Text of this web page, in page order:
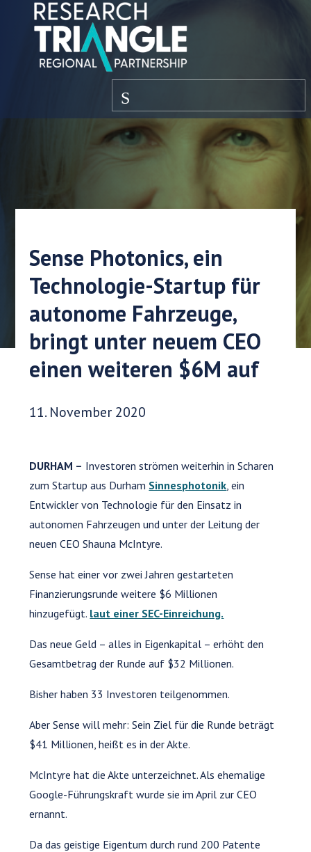
Zum Inhalt springen
Speisekarte
Sense Photonics, ein
Technologie-Startup für
autonome Fahrzeuge,
bringt unter neuem CEO
einen weiteren $6M auf
Veröffentlichungsdatum:
11. November 2020
DURHAM – Investoren strömen weiterhin in Scharen
zum Startup aus Durham Sinnesphotonik , ein
Entwickler von Technologie für den Einsatz in
autonomen Fahrzeugen und unter der Leitung der
neuen CEO Shauna McIntyre.
Sense hat einer vor zwei Jahren gestarteten
Finanzierungsrunde weitere $6 Millionen
hinzugefügt. laut einer SEC-Einreichung.
Das neue Geld – alles in Eigenkapital – erhöht den
Gesamtbetrag der Runde auf $32 Millionen.
Bisher haben 33 Investoren teilgenommen.
Aber Sense will mehr: Sein Ziel für die Runde beträgt
$41 Millionen, heißt es in der Akte.
McIntyre hat die Akte unterzeichnet. Als ehemalige
Google-Führungskraft wurde sie im April zur CEO
ernannt.
Da das geistige Eigentum durch rund 200 Patente